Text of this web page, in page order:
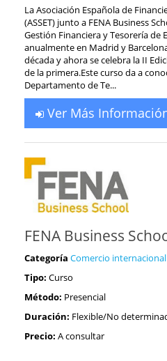
La Asociación Española de
(ASSET) junto a FENA Business
Gestión Financiera y Tesorería de
anualmente en Madrid y
década y ahora se celebra la II
de la primera.Este curso da a
Departamento de Te...
Ver Más
FENA Business
Categoría Comercio internacional
Tipo: Curso
Método: Presencial
Duración: Flexible/No
Precio: A consultar